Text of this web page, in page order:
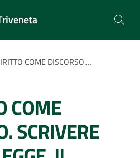
IL DIRITTO COME DISCORSO. SCRIVERE PER CHI LEGGE. IL LINGUAGGIO PERSUASIVO. LE TECNICHE DI ARGOMENTAZIONE FORENSE: INFORMARE, DIMOSTRARE, CONTRADDIRE. SCRIVERE PER LA PROPRIA PARTE (LIMITI, ANCHE DEONTOLOGICI). LA SCRITTURA DELLE SENTENZE; A CHI SCRIVE IL GIUDICE?
COME
SCRIVERE